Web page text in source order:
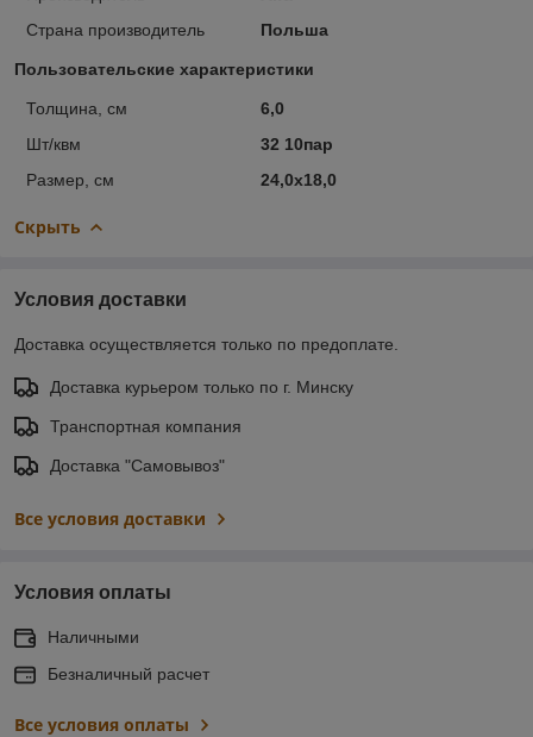
Страна производитель
Польша
Пользовательские характеристики
Толщина, см
6,0
Шт/квм
32 10пар
Размер, см
24,0х18,0
Скрыть
Условия доставки
Доставка осуществляется только по предоплате.
Доставка курьером только по г. Минску
Транспортная компания
Доставка "Самовывоз"
Все условия доставки
Условия оплаты
Наличными
Безналичный расчет
Все условия оплаты